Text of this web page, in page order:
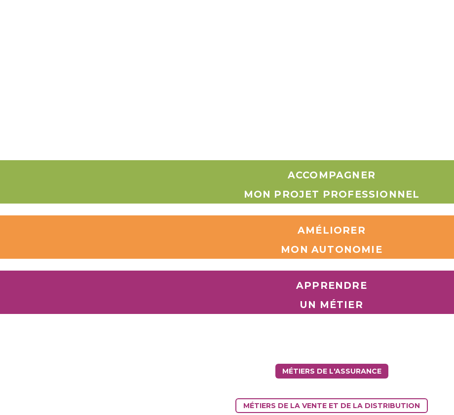
ACCOMPAGNER
MON PROJET PROFESSIONNEL
AMÉLIORER
MON AUTONOMIE
APPRENDRE
UN MÉTIER
MÉTIERS DE L'ASSURANCE
MÉTIERS DE LA VENTE ET DE LA DISTRIBUTION